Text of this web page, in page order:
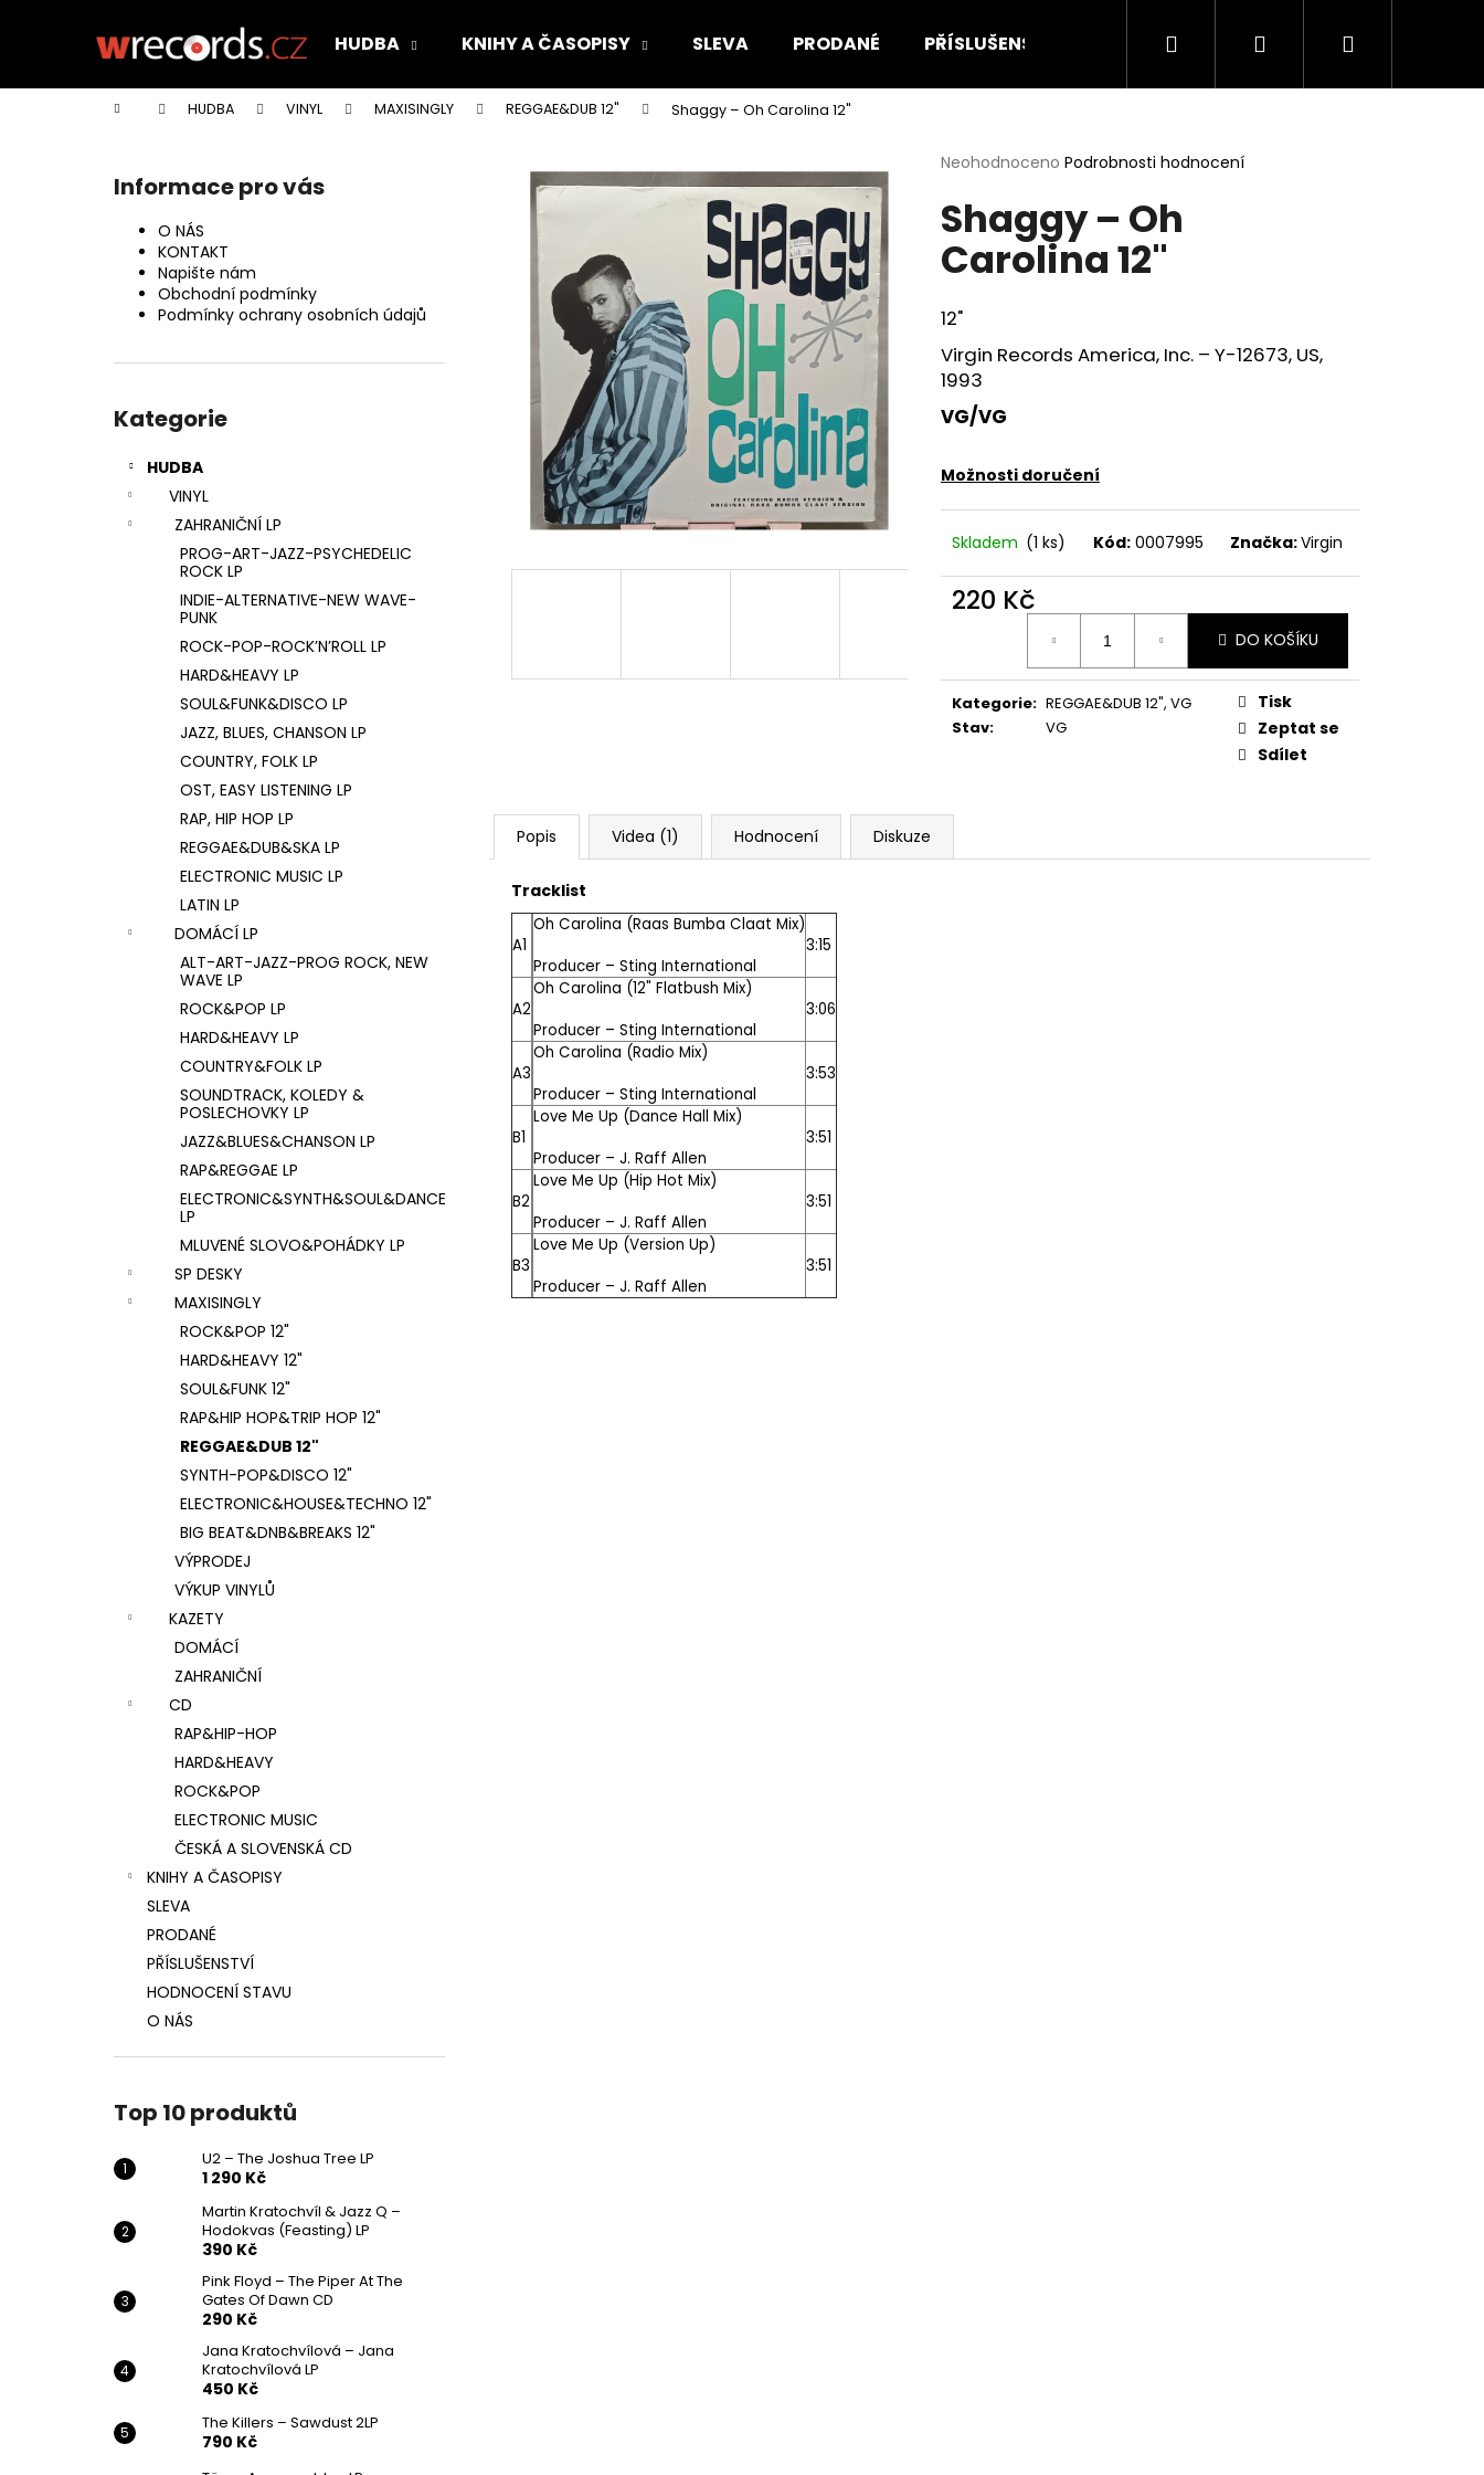
HUDBA KNIHY A ČASOPISY SLEVA PRODANÉ PŘÍSLUŠENSTVÍ HODNOCENÍ STAVU O NÁS
Hledat PřihlášeníNákupní
Domů HUDBA VINYL MAXISINGLY REGGAE&DUB 12" Shaggy – Oh Carolina 12"
Informace pro vás
O NÁS
KONTAKT
Napište nám
Obchodní podmínky
Podmínky ochrany osobních údajů
kategorie
Kategorie
HUDBA
VINYL
ZAHRANIČNÍ LP
PROG-ART-JAZZ-PSYCHEDELIC
ROCK LP
INDIE-ALTERNATIVE-NEW WAVE-
PUNK
ROCK-POP-ROCK’N’ROLL LP
HARD&HEAVY LP
SOUL&FUNK&DISCO LP
JAZZ, BLUES, CHANSON LP
COUNTRY, FOLK LP
OST, EASY LISTENING LP
RAP, HIP HOP LP
REGGAE&DUB&SKA LP
ELECTRONIC MUSIC LP
LATIN LP
DOMÁCÍ LP
ALT-ART-JAZZ-PROG ROCK, NEW
WAVE LP
ROCK&POP LP
HARD&HEAVY LP
COUNTRY&FOLK LP
SOUNDTRACK, KOLEDY &
POSLECHOVKY LP
JAZZ&BLUES&CHANSON LP
RAP&REGGAE LP
ELECTRONIC&SYNTH&SOUL&DANCE
LP
MLUVENÉ SLOVO&POHÁDKY LP
SP DESKY
MAXISINGLY
ROCK&POP 12"
HARD&HEAVY 12"
SOUL&FUNK 12"
RAP&HIP HOP&TRIP HOP 12"
REGGAE&DUB 12"
SYNTH-POP&DISCO 12"
ELECTRONIC&HOUSE&TECHNO 12"
BIG BEAT&DNB&BREAKS 12"
VÝPRODEJ
VÝKUP VINYLŮ
KAZETY
DOMÁCÍ
ZAHRANIČNÍ
CD
RAP&HIP-HOP
HARD&HEAVY
ROCK&POP
ELECTRONIC MUSIC
ČESKÁ A SLOVENSKÁ CD
KNIHY A ČASOPISY
SLEVA
PRODANÉ
PŘÍSLUŠENSTVÍ
HODNOCENÍ STAVU
O NÁS
Top 10 produktů
U2 – The Joshua Tree LP
1 290 Kč
Martin Kratochvíl & Jazz Q ‎–
Hodokvas (Feasting) LP
390 Kč
Pink Floyd – The Piper At The
Gates Of Dawn CD
290 Kč
Jana Kratochvílová – Jana
Kratochvílová LP
450 Kč
The Killers – Sawdust 2LP
790 Kč
Průměrné
produktu
je
0,0
z
hvězdiček.
Neohodnoceno Podrobnosti hodnocení
Shaggy – Oh
Carolina 12"
12"
Virgin Records America, Inc. – Y-12673, US,
1993
VG/VG
Možnosti doručení
Skladem (1 ks) Kód: 0007995 Značka:Virgin
220 Kč
DO KOŠÍKU
Kategorie: REGGAE&DUB 12", VG
Stav: VG
Tisk
Zeptat se
Sdílet
Popis Videa (1) Hodnocení Diskuze
Tracklist
A1
Oh Carolina (Raas Bumba Claat Mix)
Producer – Sting International
3:15
A2
Oh Carolina (12" Flatbush Mix)
Producer – Sting International
3:06
A3
Oh Carolina (Radio Mix)
Producer – Sting International
3:53
B1
Love Me Up (Dance Hall Mix)
Producer – J. Raff Allen
3:51
B2
Love Me Up (Hip Hot Mix)
Producer – J. Raff Allen
3:51
B3
Love Me Up (Version Up)
Producer – J. Raff Allen
3:51
í
Zpět
do
Zpět
do
Co potřebujete najít?
HLEDAT
Doporučujeme
U2 – THE JOSHUA TREE LP
1 290 Kč
MARTIN KRATOCHVÍL & JAZZ Q ‎–
HODOKVAS (FEASTING) LP
PINK FLOYD – THE PIPER AT THE GATES
OF DAWN CD